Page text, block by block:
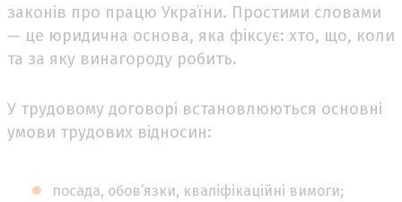
законів про працю України. Простими словами
— це юридична основа, яка фіксує: хто, що, коли
та за яку винагороду робить.
У трудовому договорі встановлюються основні
умови трудових відносин:
посада, обов’язки, кваліфікаційні вимоги;